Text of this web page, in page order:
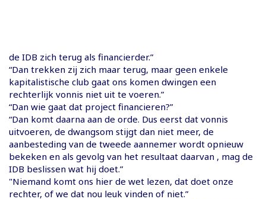
de IDB zich terug als financierder.”
“Dan trekken zij zich maar terug, maar geen enkele
kapitalistische club gaat ons komen dwingen een
rechterlijk vonnis niet uit te voeren.”
“Dan wie gaat dat project financieren?”
“Dan komt daarna aan de orde. Dus eerst dat vonnis
uitvoeren, de dwangsom stijgt dan niet meer, de
aanbesteding van de tweede aannemer wordt opnieuw
bekeken en als gevolg van het resultaat daarvan , mag de
IDB beslissen wat hij doet.”
"Niemand komt ons hier de wet lezen, dat doet onze
rechter, of we dat nou leuk vinden of niet.”